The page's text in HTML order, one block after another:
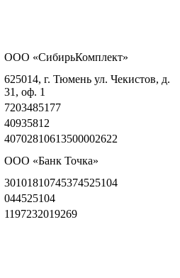
ООО «СибирьКомплект»
625014, г. Тюмень ул. Чекистов, д.
31, оф. 1
7203485177
40935812
40702810613500002622
ООО «Банк Точка»
30101810745374525104
044525104
1197232019269